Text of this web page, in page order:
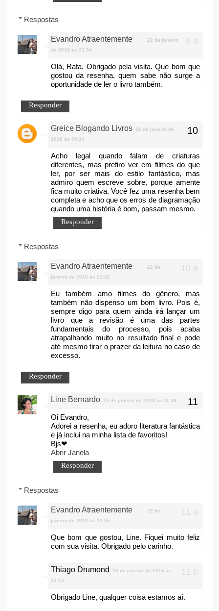
Respostas
Evandro Atraentemente
22 de janeiro
de 2018 às 21:34
Olá, Rafa. Obrigado pela visita. Que bom que
gostou da resenha, quem sabe não surge a
oportunidade de ler o livro também.
Responder
Greice Blogando Livros
22 de janeiro de
2018 às 09:14
Acho legal quando falam de criaturas
diferentes, mas prefiro ver em filmes do que
ler, por ser mais do estilo fantástico, mas
admiro quem escreve sobre, porque amente
fica muito criativa. Você fez uma resenha bem
completa e acho que os erros de diagramação
quando uma história é bom, passam mesmo.
Responder
Respostas
Evandro Atraentemente
22 de
janeiro de 2018 às 21:42
Eu também amo filmes do gênero, mas
também não dispenso um bom livro. Pois é,
sempre digo para quem ainda irá lançar um
livro que a revisão é uma das partes
fundamentais do processo, pois acaba
atrapalhando muito no resultado final e pode
até mesmo tirar o prazer da leitura no caso de
excesso.
Responder
Line Bernardo 22 de janeiro de 2018 às 11:36
Oi Evandro,
Adorei a resenha, eu adoro literatura fantástica
e já inclui na minha lista de favoritos!
Bjs❤
Abrir Janela
Responder
Respostas
Evandro Atraentemente
22 de
janeiro de 2018 às 22:05
Que bom que gostou, Line. Fiquei muito feliz
com sua visita. Obrigado pelo carinho.
Thiago Drumond
23 de janeiro de 2018 às
22:13
Obrigado Line, qualquer coisa estamos aí.